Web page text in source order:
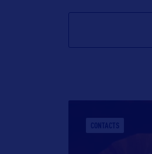
CONTACTS